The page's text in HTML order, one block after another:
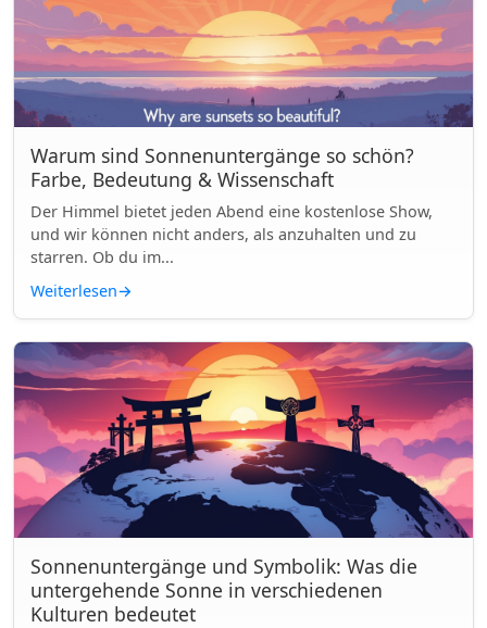
Warum sind Sonnenuntergänge so schön?
Farbe, Bedeutung & Wissenschaft
Der Himmel bietet jeden Abend eine kostenlose Show,
und wir können nicht anders, als anzuhalten und zu
starren. Ob du im...
Weiterlesen→
Sonnenuntergänge und Symbolik: Was die
untergehende Sonne in verschiedenen
Kulturen bedeutet